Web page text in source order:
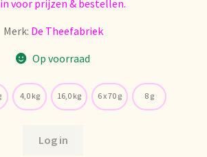
voor prijzen & bestellen.
Merk: De Theefabriek
Op voorraad
4,0 kg 16,0 kg 6 x 70 g 8 g
Log in